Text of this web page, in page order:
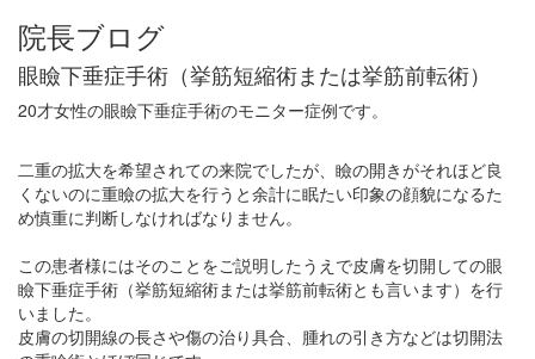
院長ブログ
眼瞼下垂症手術（挙筋短縮術または挙筋前転術）
20才女性の眼瞼下垂症手術のモニター症例です。
二重の拡大を希望されての来院でしたが、瞼の開きがそれほど良
くないのに重瞼の拡大を行うと余計に眠たい印象の顔貌になるた
め慎重に判断しなければなりません。
この患者様にはそのことをご説明したうえで皮膚を切開しての眼
瞼下垂症手術（挙筋短縮術または挙筋前転術とも言います）を行
いました。
皮膚の切開線の長さや傷の治り具合、腫れの引き方などは切開法